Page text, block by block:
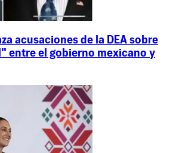
acusaciones de la DEA sobre
entre el gobierno mexicano y